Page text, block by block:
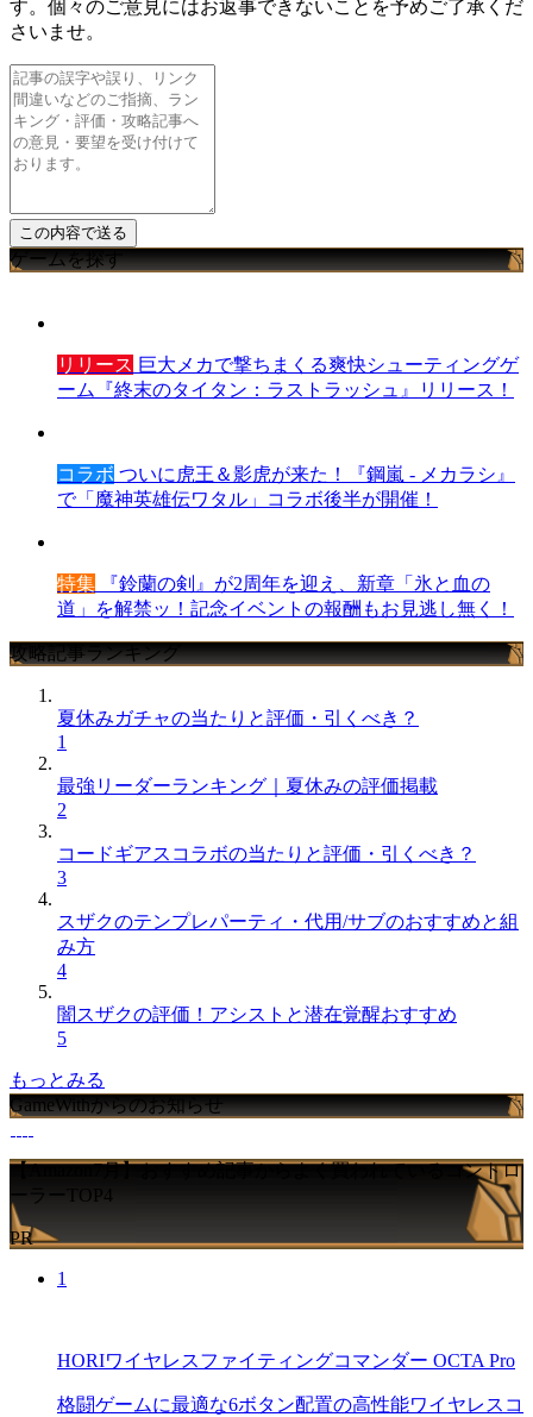
す。個々のご意見にはお返事できないことを予めご了承くだ
さいませ。
ゲームを探す
リリース 巨大メカで撃ちまくる爽快シューティングゲ
ーム『終末のタイタン：ラストラッシュ』リリース！
コラボ ついに虎王＆影虎が来た！『鋼嵐 - メカラシ』
で「魔神英雄伝ワタル」コラボ後半が開催！
特集 『鈴蘭の剣』が2周年を迎え、新章「氷と血の
道」を解禁ッ！記念イベントの報酬もお見逃し無く！
攻略記事ランキング
夏休みガチャの当たりと評価・引くべき？
1
最強リーダーランキング｜夏休みの評価掲載
2
コードギアスコラボの当たりと評価・引くべき？
3
スザクのテンプレパーティ・代用/サブのおすすめと組
み方
4
闇スザクの評価！アシストと潜在覚醒おすすめ
5
もっとみる
GameWithからのお知らせ
【Amazon7月】おすすめ記事からよく買われているコントロ
ーラーTOP4
PR
1
HORIワイヤレスファイティングコマンダー OCTA Pro
格闘ゲームに最適な6ボタン配置の高性能ワイヤレスコ